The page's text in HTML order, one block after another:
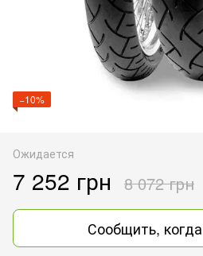
−10%
Ожидается
7 252 грн 8 072 грн
Сообщить,